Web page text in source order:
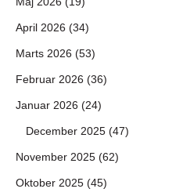
April 2026 (34)
Marts 2026 (53)
Februar 2026 (36)
Januar 2026 (24)
December 2025 (47)
November 2025 (62)
Oktober 2025 (45)